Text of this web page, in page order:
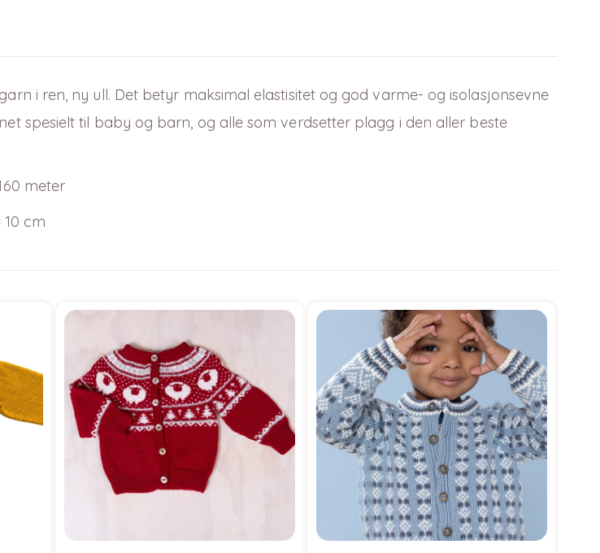
i ren, ny ull. Det betyr maksimal elastisitet og god varme- og isolasjonsevne
spesielt til baby og barn, og alle som verdsetter plagg i den aller beste
meter
cm